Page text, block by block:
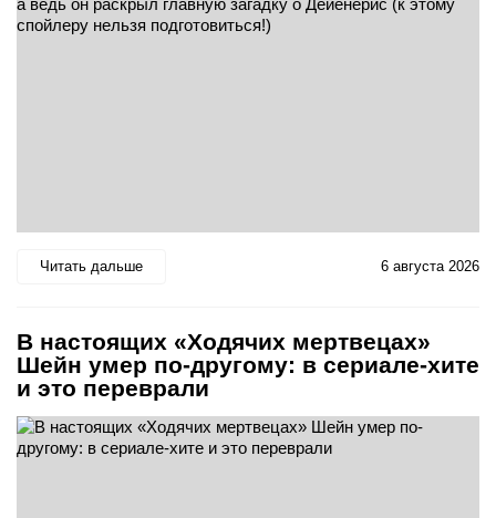
Читать дальше 6 августа 2026
В настоящих «Ходячих мертвецах»
Шейн умер по-другому: в сериале-хите
и это переврали